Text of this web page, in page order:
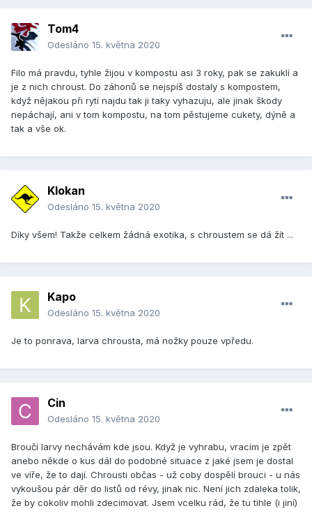
Tom4
Odesláno 15. května 2020
Filo má pravdu, tyhle žijou v kompostu asi 3 roky, pak se zakuklí a
je z nich chroust. Do záhonů se nejspíš dostaly s kompostem,
když nějakou při rytí najdu tak ji taky vyhazuju, ale jinak škody
nepáchají, ani v tom kompostu, na tom pěstujeme cukety, dýně a
tak a vše ok.
Klokan
Odesláno 15. května 2020
Díky všem! Takže celkem žádná exotika, s chroustem se dá žít ...
Kapo
Odesláno 15. května 2020
Je to ponrava, larva chrousta, má nožky pouze vpředu.
Cin
Odesláno 15. května 2020
Broučí larvy nechávám kde jsou. Když je vyhrabu, vracím je zpět
anebo někde o kus dál do podobné situace z jaké jsem je dostal
ve víře, že to dají. Chrousti občas - už coby dospělí brouci - u nás
vykoušou pár děr do listů od révy, jinak nic. Není jich zdaleka tolik,
že by cokoliv mohli zdecimovat. Jsem vcelku rád, že tu tihle (i jiní)